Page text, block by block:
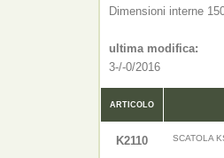
Dimensioni interne
ultima modifica:
3-/-0/2016
ARTICOLO
K2110 SCATOLA